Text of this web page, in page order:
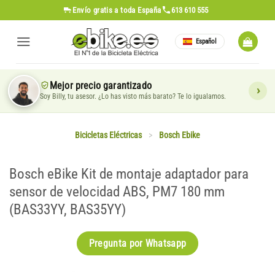
al
contenido
Envío gratis a toda España 613 610 555
Español
Mejor precio garantizado
Soy Billy, tu asesor. ¿Lo has visto más barato? Te lo igualamos.
Bicicletas Eléctricas > Bosch Ebike
Bosch eBike Kit de montaje adaptador para
sensor de velocidad ABS, PM7 180 mm
(BAS33YY, BAS35YY)
Pregunta por Whatsapp